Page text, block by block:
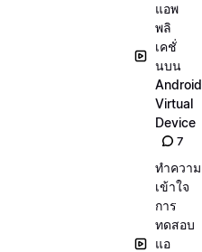
แอพ
พลิ
เคชั่
นบน
Android
Virtual
Device
7
ทำความ
เข้าใจ
การ
ทดสอบ
แอ